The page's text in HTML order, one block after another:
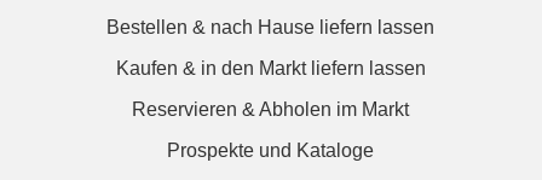
Bestellen & nach Hause liefern lassen
Kaufen & in den Markt liefern lassen
Reservieren & Abholen im Markt
Prospekte und Kataloge